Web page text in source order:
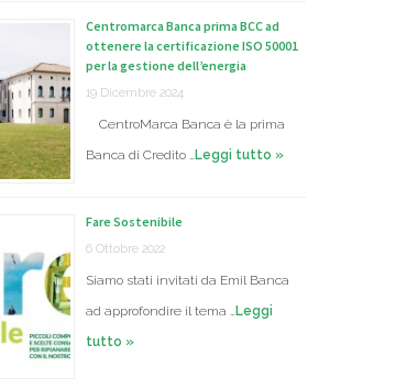
Centromarca Banca prima BCC ad
ottenere la certificazione ISO 50001
per la gestione dell’energia
19 Dicembre 2024
CentroMarca Banca è la prima
Banca di Credito …Leggi tutto »
Fare Sostenibile
6 Ottobre 2022
Siamo stati invitati da Emil Banca
ad approfondire il tema …Leggi
tutto »